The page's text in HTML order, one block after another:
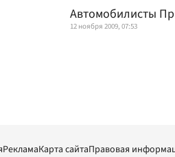
Автомобилисты
12 ноября 2009, 07:53
РекламаКарта сайтаПравовая